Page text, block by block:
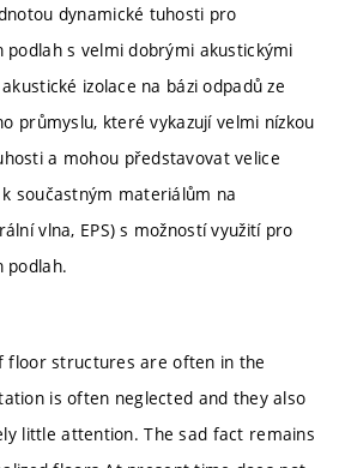
dynamické tuhosti pro
podlah s velmi dobrými akustickými
izolace na bázi odpadů ze
průmyslu, které vykazují velmi nízkou
a mohou představovat velice
součastným materiálům na
vlna, EPS) s možností využití pro
podlah.
floor structures are often in the
is often neglected and they also
little attention. The sad fact remains